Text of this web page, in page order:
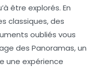
être explorés. En
classiques, des
oubliés vous
des Panoramas, un
une expérience